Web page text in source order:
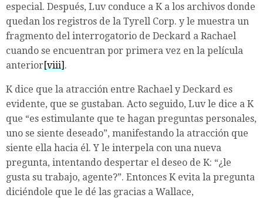
especial. Después, Luv conduce a K a los archivos donde
quedan los registros de la Tyrell Corp. y le muestra un
fragmento del interrogatorio de Deckard a Rachael
cuando se encuentran por primera vez en la película
anterior[viii].
K dice que la atracción entre Rachael y Deckard es
evidente, que se gustaban. Acto seguido, Luv le dice a K
que “es estimulante que te hagan preguntas personales,
uno se siente deseado”, manifestando la atracción que
siente ella hacia él. Y le interpela con una nueva
pregunta, intentando despertar el deseo de K: “¿le
gusta su trabajo, agente?”. Entonces K evita la pregunta
diciéndole que le dé las gracias a Wallace,